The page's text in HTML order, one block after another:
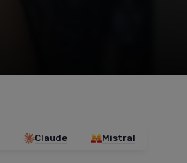
Claude Mistral